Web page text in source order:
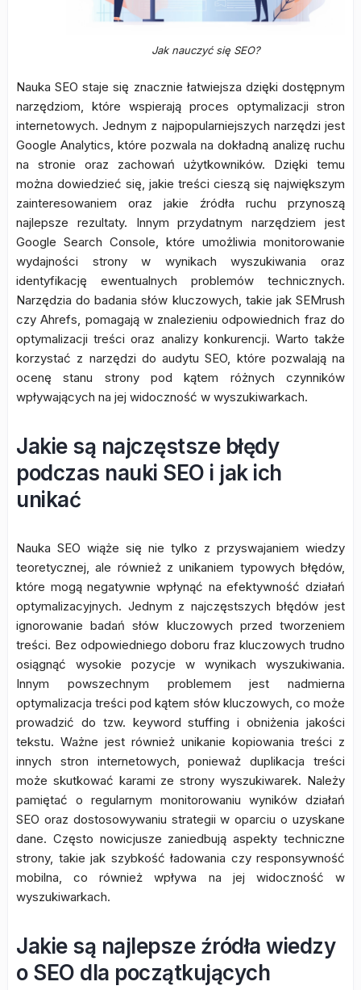
Jak nauczyć się SEO?
Nauka SEO staje się znacznie łatwiejsza dzięki dostępnym
narzędziom, które wspierają proces optymalizacji stron
internetowych. Jednym z najpopularniejszych narzędzi jest
Google Analytics, które pozwala na dokładną analizę ruchu
na stronie oraz zachowań użytkowników. Dzięki temu
można dowiedzieć się, jakie treści cieszą się największym
zainteresowaniem oraz jakie źródła ruchu przynoszą
najlepsze rezultaty. Innym przydatnym narzędziem jest
Google Search Console, które umożliwia monitorowanie
wydajności strony w wynikach wyszukiwania oraz
identyfikację ewentualnych problemów technicznych.
Narzędzia do badania słów kluczowych, takie jak SEMrush
czy Ahrefs, pomagają w znalezieniu odpowiednich fraz do
optymalizacji treści oraz analizy konkurencji. Warto także
korzystać z narzędzi do audytu SEO, które pozwalają na
ocenę stanu strony pod kątem różnych czynników
wpływających na jej widoczność w wyszukiwarkach.
Jakie są najczęstsze błędy
podczas nauki SEO i jak ich
unikać
Nauka SEO wiąże się nie tylko z przyswajaniem wiedzy
teoretycznej, ale również z unikaniem typowych błędów,
które mogą negatywnie wpłynąć na efektywność działań
optymalizacyjnych. Jednym z najczęstszych błędów jest
ignorowanie badań słów kluczowych przed tworzeniem
treści. Bez odpowiedniego doboru fraz kluczowych trudno
osiągnąć wysokie pozycje w wynikach wyszukiwania.
Innym powszechnym problemem jest nadmierna
optymalizacja treści pod kątem słów kluczowych, co może
prowadzić do tzw. keyword stuffing i obniżenia jakości
tekstu. Ważne jest również unikanie kopiowania treści z
innych stron internetowych, ponieważ duplikacja treści
może skutkować karami ze strony wyszukiwarek. Należy
pamiętać o regularnym monitorowaniu wyników działań
SEO oraz dostosowywaniu strategii w oparciu o uzyskane
dane. Często nowicjusze zaniedbują aspekty techniczne
strony, takie jak szybkość ładowania czy responsywność
mobilna, co również wpływa na jej widoczność w
wyszukiwarkach.
Jakie są najlepsze źródła wiedzy
o SEO dla początkujących